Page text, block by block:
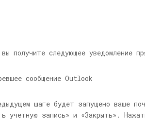
получите следующее уведомление
шаге будет запущено ваше
учетную запись» и «Закрыть».